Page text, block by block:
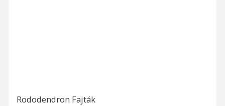
Rododendron Fajták